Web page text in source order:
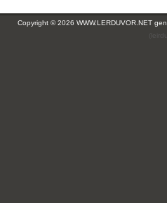
Copyright © 2026 WWW.LERDUVOR.NET